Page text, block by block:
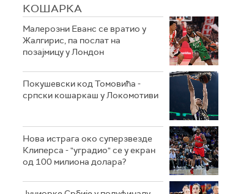
КОШАРКА
Малерозни Еванс се вратио у
Жалгирис, па послат на
позајмицу у Лондон
Покушевски код Томовића -
српски кошаркаш у Локомотиви
Нова истрага око суперзвезде
Клиперса - "уградио" се у екран
од 100 милиона долара?